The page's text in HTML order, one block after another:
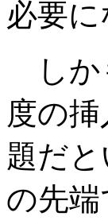
必要
しか
度の
題だ
の先